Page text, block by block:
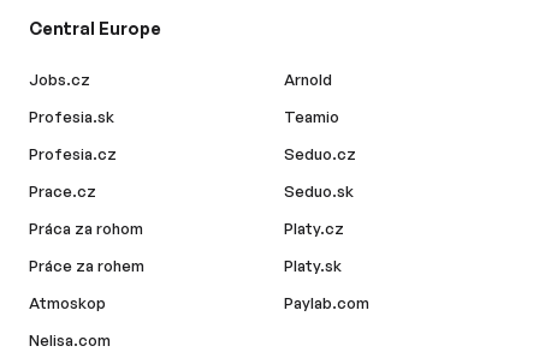
Central Europe
Jobs.cz
Profesia.sk
Profesia.cz
Prace.cz
Práca za rohom
Práce za rohem
Atmoskop
Nelisa.com
Arnold
Teamio
Seduo.cz
Seduo.sk
Platy.cz
Platy.sk
Paylab.com